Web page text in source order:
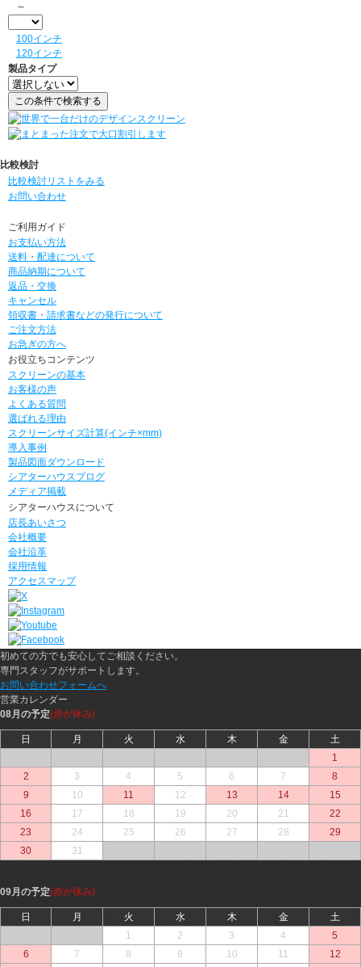
～
100インチ
120インチ
製品タイプ
比較検討
比較検討リストをみる
お問い合わせ
ご利用ガイド
お支払い方法
送料・配達について
商品納期について
返品・交換
キャンセル
領収書・請求書などの発行について
ご注文方法
お急ぎの方へ
お役立ちコンテンツ
スクリーンの基本
お客様の声
よくある質問
選ばれる理由
スクリーンサイズ計算(インチ×mm)
導入事例
製品図面ダウンロード
シアターハウスブログ
メディア掲載
シアターハウスについて
店長あいさつ
会社概要
会社沿革
採用情報
アクセスマップ
初めての方でも安心してご相談ください。
専門スタッフがサポートします。
お問い合わせフォームへ
営業カレンダー
08月の予定(赤が休み)
日 月 火 水 木 金
土
1
2
3 4 5 6 7
8
9
10 11 12 13 14
15
16
17 18 19 20 21
22
23
24 25 26 27 28
29
30
31
09月の予定(赤が休み)
日 月 火 水 木 金
土
1 2 3 4
5
6
7 8 9 10 11
12